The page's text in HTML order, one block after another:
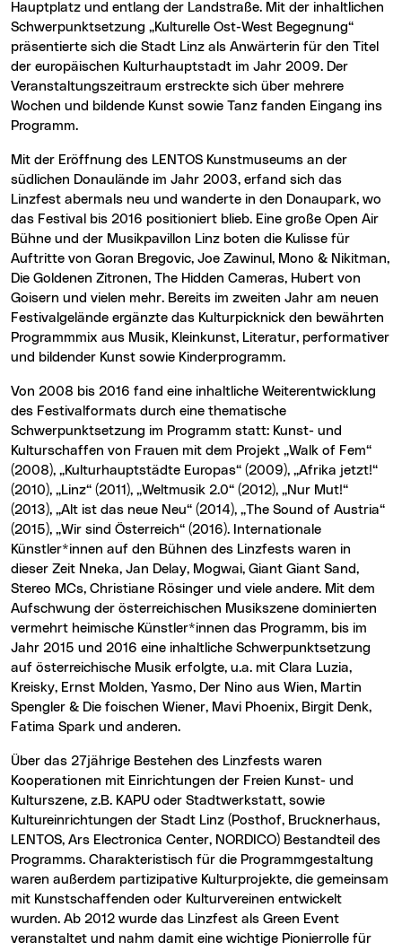
Hauptplatz und entlang der Landstraße. Mit der inhaltlichen
Schwerpunktsetzung „Kulturelle Ost-West Begegnung“
präsentierte sich die Stadt Linz als Anwärterin für den Titel
der europäischen Kulturhauptstadt im Jahr 2009. Der
Veranstaltungszeitraum erstreckte sich über mehrere
Wochen und bildende Kunst sowie Tanz fanden Eingang ins
Programm.
Mit der Eröffnung des LENTOS Kunstmuseums an der
südlichen Donaulände im Jahr 2003, erfand sich das
Linzfest abermals neu und wanderte in den Donaupark, wo
das Festival bis 2016 positioniert blieb. Eine große Open Air
Bühne und der Musikpavillon Linz boten die Kulisse für
Auftritte von Goran Bregovic, Joe Zawinul, Mono & Nikitman,
Die Goldenen Zitronen, The Hidden Cameras, Hubert von
Goisern und vielen mehr. Bereits im zweiten Jahr am neuen
Festivalgelände ergänzte das Kulturpicknick den bewährten
Programmmix aus Musik, Kleinkunst, Literatur, performativer
und bildender Kunst sowie Kinderprogramm.
Von 2008 bis 2016 fand eine inhaltliche Weiterentwicklung
des Festivalformats durch eine thematische
Schwerpunktsetzung im Programm statt: Kunst- und
Kulturschaffen von Frauen mit dem Projekt „Walk of Fem“
(2008), „Kulturhauptstädte Europas“ (2009), „Afrika jetzt!“
(2010), „Linz“ (2011), „Weltmusik 2.0“ (2012), „Nur Mut!“
(2013), „Alt ist das neue Neu“ (2014), „The Sound of Austria“
(2015), „Wir sind Österreich“ (2016). Internationale
Künstler*innen auf den Bühnen des Linzfests waren in
dieser Zeit Nneka, Jan Delay, Mogwai, Giant Giant Sand,
Stereo MCs, Christiane Rösinger und viele andere. Mit dem
Aufschwung der österreichischen Musikszene dominierten
vermehrt heimische Künstler*innen das Programm, bis im
Jahr 2015 und 2016 eine inhaltliche Schwerpunktsetzung
auf österreichische Musik erfolgte, u.a. mit Clara Luzia,
Kreisky, Ernst Molden, Yasmo, Der Nino aus Wien, Martin
Spengler & Die foischen Wiener, Mavi Phoenix, Birgit Denk,
Fatima Spark und anderen.
Über das 27jährige Bestehen des Linzfests waren
Kooperationen mit Einrichtungen der Freien Kunst- und
Kulturszene, z.B. KAPU oder Stadtwerkstatt, sowie
Kultureinrichtungen der Stadt Linz (Posthof, Brucknerhaus,
LENTOS, Ars Electronica Center, NORDICO) Bestandteil des
Programms. Charakteristisch für die Programmgestaltung
waren außerdem partizipative Kulturprojekte, die gemeinsam
mit Kunstschaffenden oder Kulturvereinen entwickelt
wurden. Ab 2012 wurde das Linzfest als Green Event
veranstaltet und nahm damit eine wichtige Pionierrolle für